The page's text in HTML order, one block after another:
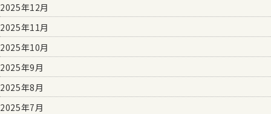
2025年12月
2025年11月
2025年10月
2025年9月
2025年8月
2025年7月